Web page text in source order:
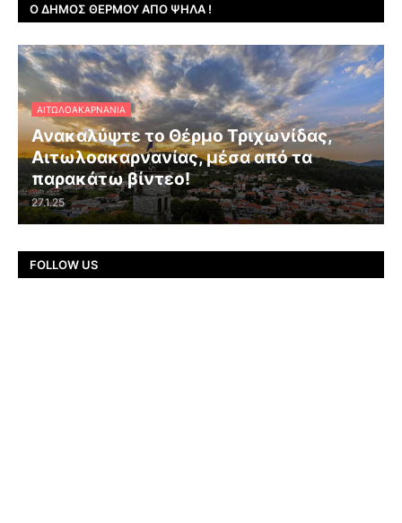
Ο ΔΉΜΟΣ ΘΈΡΜΟΥ ΑΠΌ ΨΗΛΆ !
ΑΙΤΩΛΟΑΚΑΡΝΑΝΊΑ
Ανακαλύψτε το Θέρμο Τριχωνίδας,
Αιτωλοακαρνανίας, μέσα από τα
παρακάτω βίντεο!
27.1.25
FOLLOW US